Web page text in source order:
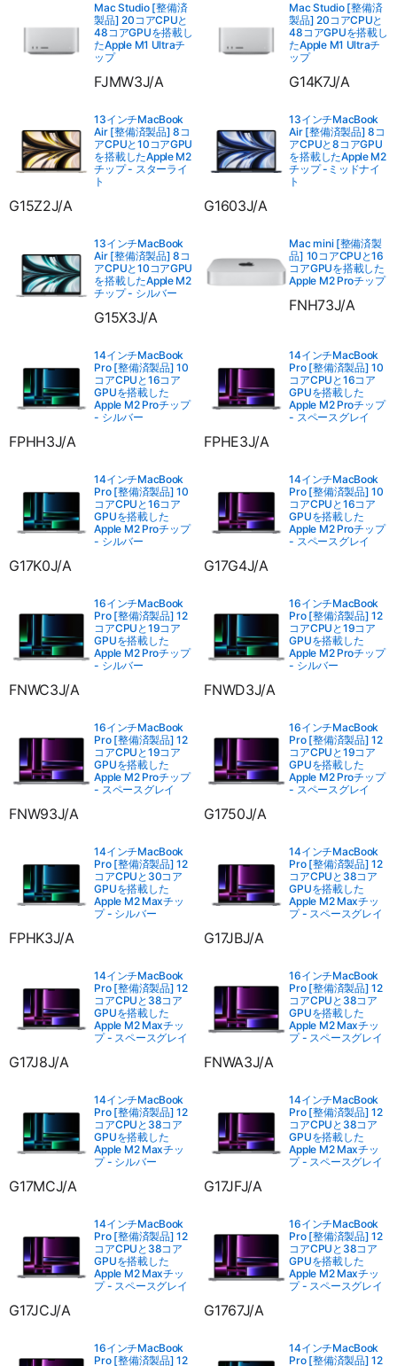
Mac Studio [整備済
製品] 20コアCPUと
48コアGPUを搭載し
たApple M1 Ultraチ
ップ
FJMW3J/A
Mac Studio [整備済
製品] 20コアCPUと
48コアGPUを搭載し
たApple M1 Ultraチ
ップ
G14K7J/A
13インチMacBook
Air [整備済製品] 8コ
アCPUと10コアGPU
を搭載したApple M2
チップ - スターライ
ト
G15Z2J/A
13インチMacBook
Air [整備済製品] 8コ
アCPUと8コアGPU
を搭載したApple M2
チップ -ミッドナイ
ト
G1603J/A
13インチMacBook
Air [整備済製品] 8コ
アCPUと10コアGPU
を搭載したApple M2
チップ - シルバー
G15X3J/A
Mac mini [整備済製
品] 10コアCPUと16
コアGPUを搭載した
Apple M2 Proチップ
FNH73J/A
14インチMacBook
Pro [整備済製品] 10
コアCPUと16コア
GPUを搭載した
Apple M2 Proチップ
- シルバー
FPHH3J/A
14インチMacBook
Pro [整備済製品] 10
コアCPUと16コア
GPUを搭載した
Apple M2 Proチップ
- スペースグレイ
FPHE3J/A
14インチMacBook
Pro [整備済製品] 10
コアCPUと16コア
GPUを搭載した
Apple M2 Proチップ
- シルバー
G17K0J/A
14インチMacBook
Pro [整備済製品] 10
コアCPUと16コア
GPUを搭載した
Apple M2 Proチップ
- スペースグレイ
G17G4J/A
16インチMacBook
Pro [整備済製品] 12
コアCPUと19コア
GPUを搭載した
Apple M2 Proチップ
- シルバー
FNWC3J/A
16インチMacBook
Pro [整備済製品] 12
コアCPUと19コア
GPUを搭載した
Apple M2 Proチップ
- シルバー
FNWD3J/A
16インチMacBook
Pro [整備済製品] 12
コアCPUと19コア
GPUを搭載した
Apple M2 Proチップ
- スペースグレイ
FNW93J/A
16インチMacBook
Pro [整備済製品] 12
コアCPUと19コア
GPUを搭載した
Apple M2 Proチップ
- スペースグレイ
G1750J/A
14インチMacBook
Pro [整備済製品] 12
コアCPUと30コア
GPUを搭載した
Apple M2 Maxチッ
プ - シルバー
FPHK3J/A
14インチMacBook
Pro [整備済製品] 12
コアCPUと38コア
GPUを搭載した
Apple M2 Maxチッ
プ - スペースグレイ
G17JBJ/A
14インチMacBook
Pro [整備済製品] 12
コアCPUと38コア
GPUを搭載した
Apple M2 Maxチッ
プ - スペースグレイ
G17J8J/A
16インチMacBook
Pro [整備済製品] 12
コアCPUと38コア
GPUを搭載した
Apple M2 Maxチッ
プ - スペースグレイ
FNWA3J/A
14インチMacBook
Pro [整備済製品] 12
コアCPUと38コア
GPUを搭載した
Apple M2 Maxチッ
プ - シルバー
G17MCJ/A
14インチMacBook
Pro [整備済製品] 12
コアCPUと38コア
GPUを搭載した
Apple M2 Maxチッ
プ - スペースグレイ
G17JFJ/A
14インチMacBook
Pro [整備済製品] 12
コアCPUと38コア
GPUを搭載した
Apple M2 Maxチッ
プ - スペースグレイ
G17JCJ/A
16インチMacBook
Pro [整備済製品] 12
コアCPUと38コア
GPUを搭載した
Apple M2 Maxチッ
プ - スペースグレイ
G1767J/A
16インチMacBook
Pro [整備済製品] 12
14インチMacBook
Pro [整備済製品] 12